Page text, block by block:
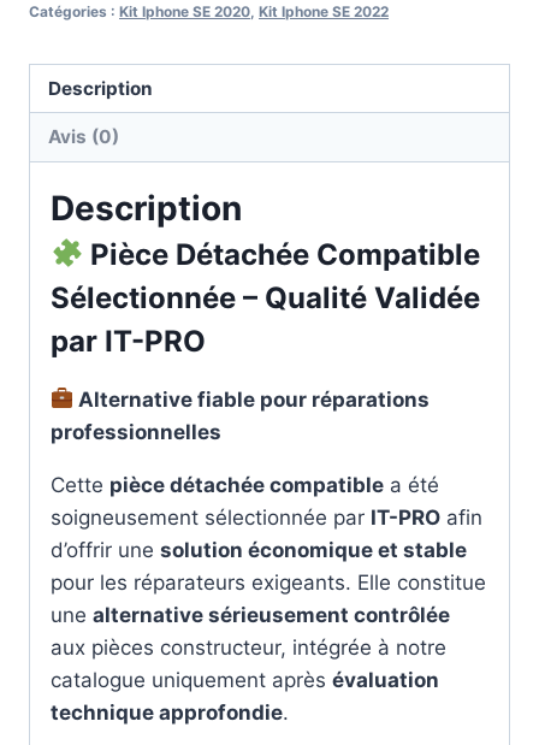
Catégories : Kit Iphone SE 2020 Kit Iphone SE 2022
Description
Avis (0)
Description
Pièce Détachée Compatible
Sélectionnée – Qualité Validée
par IT-PRO
Alternative fiable pour réparations
professionnelles
Cette pièce détachée compatible a été
soigneusement sélectionnée par IT-PRO afin
d’offrir une solution économique et stable
pour les réparateurs exigeants. Elle constitue
une alternative sérieusement contrôlée
aux pièces constructeur, intégrée à notre
catalogue uniquement après évaluation
technique approfondie.